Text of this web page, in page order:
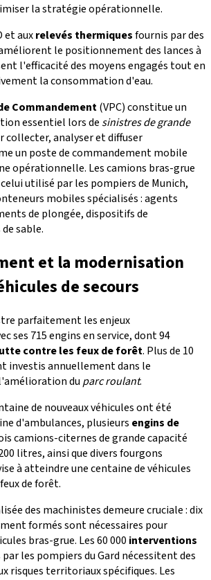
la stratégie opérationnelle.
et auxrelevés thermiquesfournis par des
le positionnement des lances à
l'efficacité des moyens engagés tout en
la consommation d'eau.
Commandement(VPC) constitue un
essentiel lors de sinistres de grande
collecter, analyser et diffuser
un poste de commandement mobile
opérationnelle. Les camions bras-grue
utilisé par les pompiers de Munich,
mobiles spécialisés : agents
de plongée, dispositifs de
sable.
et la modernisation
de secours
parfaitement les enjeux
ses 715 engins en service, dont 94
contre les feux de forêt. Plus de 10
investis annuellement dans le
du parc roulant.
de nouveaux véhicules ont été
d'ambulances, plusieurs engins de
camions-citernes de grande capacité
litres, ainsi que divers fourgons
à atteindre une centaine de véhicules
de forêt.
des machinistes demeure cruciale : dix
formés sont nécessaires pour
bras-grue. Les 60 000 interventions
par les pompiers du Gard nécessitent des
risques territoriaux spécifiques. Les